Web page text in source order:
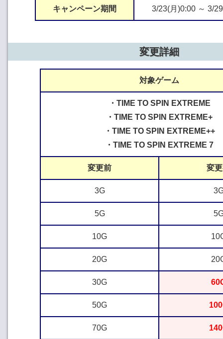
キャンペーン期間 3/23(月)0:00 ～ 3/
変更詳細
対象ゲーム
・TIME TO SPIN EXTREME
・TIME TO SPIN EXTREME+
・TIME TO SPIN EXTREME++
・TIME TO SPIN EXTREME 7
変更前 変
3G
5G
10G
20G
30G
50G
70G